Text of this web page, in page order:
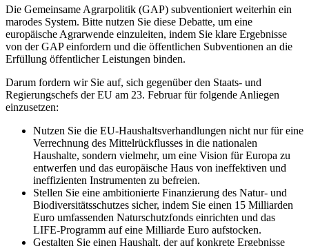
Die Gemeinsame Agrarpolitik (GAP) subventioniert weiterhin ein
marodes System. Bitte nutzen Sie diese Debatte, um eine
europäische Agrarwende einzuleiten, indem Sie klare Ergebnisse
von der GAP einfordern und die öffentlichen Subventionen an die
Erfüllung öffentlicher Leistungen binden.
Darum fordern wir Sie auf, sich gegenüber den Staats- und
Regierungschefs der EU am 23. Februar für folgende Anliegen
einzusetzen:
Nutzen Sie die EU-Haushaltsverhandlungen nicht nur für eine
Verrechnung des Mittelrückflusses in die nationalen
Haushalte, sondern vielmehr, um eine Vision für Europa zu
entwerfen und das europäische Haus von ineffektiven und
ineffizienten Instrumenten zu befreien.
Stellen Sie eine ambitionierte Finanzierung des Natur- und
Biodiversitätsschutzes sicher, indem Sie einen 15 Milliarden
Euro umfassenden Naturschutzfonds einrichten und das
LIFE-Programm auf eine Milliarde Euro aufstocken.
Gestalten Sie einen Haushalt, der auf konkrete Ergebnisse